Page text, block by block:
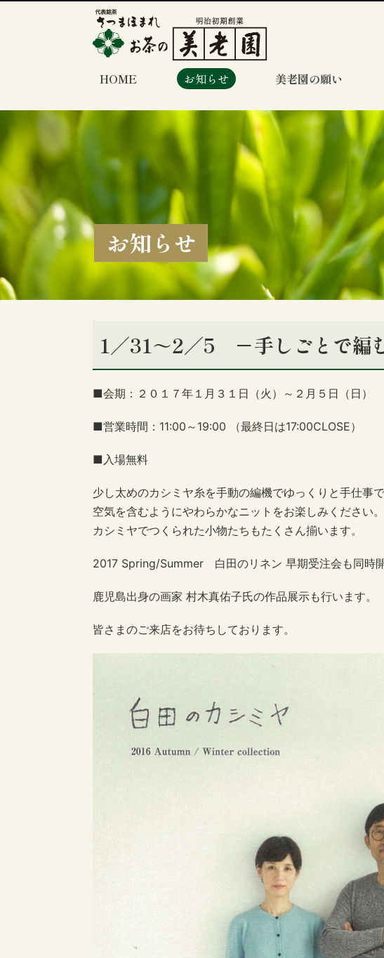
HOME お知らせ 美老園の願い
お知らせ
1／31～2／5 －手しごとで編
■会期：２０１７年１月３１日（火）～２月５日（日）
■営業時間：11:00～19:00 （最終日は17:00CLOSE）
■入場無料
少し太めのカシミヤ糸を手動の編機でゆっくりと手仕事で
空気を含むようにやわらかなニットをお楽しみください。
カシミヤでつくられた小物たちもたくさん揃います。
2017 Spring/Summer 白田のリネン 早期受注会も同時
鹿児島出身の画家 村木真佑子氏の作品展示も行います。
皆さまのご来店をお待ちしております。